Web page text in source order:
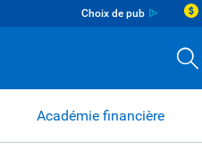
Choix de pub
Académie financière